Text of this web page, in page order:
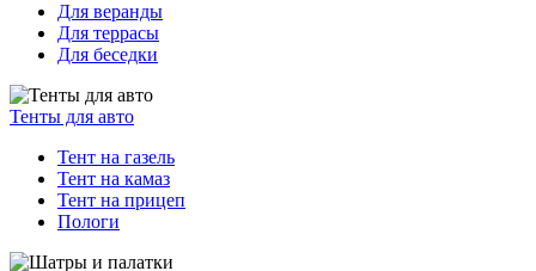
Для веранды
Для террасы
Для беседки
Тенты для авто
Тент на газель
Тент на камаз
Тент на прицеп
Пологи